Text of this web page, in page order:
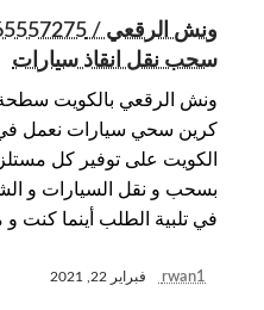
سحب نقل انقاذ سيارات
ونش الرقعي بالكويت سطحة
كرين سحي سيارات نعمل
الكويت على توفير كل
بسحب و نقل السيارات و
في تلبية الطلب أينما كنت
rwan1 فبراير 22, 2021